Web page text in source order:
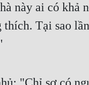
này ai có
Tại sao